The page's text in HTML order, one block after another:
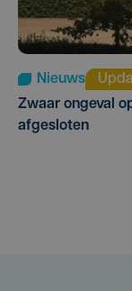
Nieuws
Zwaar ongeval
afgesloten